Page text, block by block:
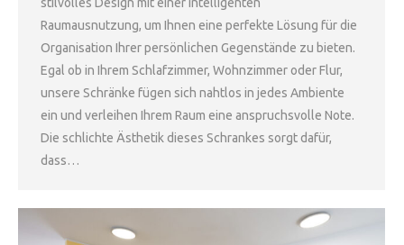
Raumausnutzung, um Ihnen eine perfekte Lösung für die
Organisation Ihrer persönlichen Gegenstände zu bieten.
Egal ob in Ihrem Schlafzimmer, Wohnzimmer oder Flur,
unsere Schränke fügen sich nahtlos in jedes Ambiente
ein und verleihen Ihrem Raum eine anspruchsvolle Note.
Die schlichte Ästhetik dieses Schrankes sorgt dafür,
dass…